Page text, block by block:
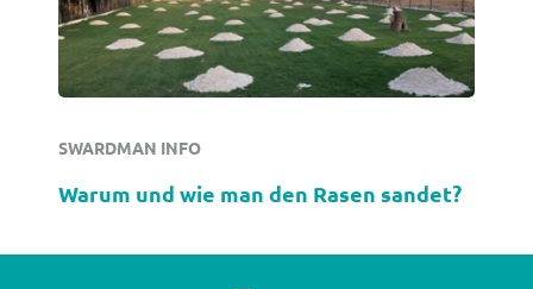
SWARDMAN INFO
Warum und wie man den Rasen sandet?